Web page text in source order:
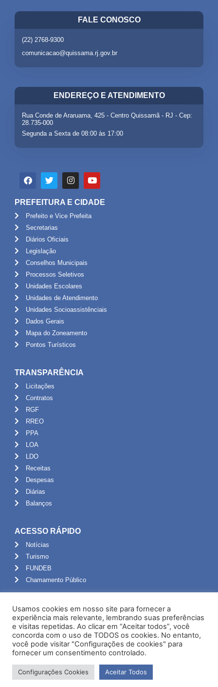
FALE CONOSCO
(22) 2768-9300
comunicacao@quissama.rj.gov.br
ENDEREÇO E ATENDIMENTO
Rua Conde de Araruama, 425 - Centro Quissamã - RJ - Cep:
28.735-000
Segunda a Sexta de 08:00 às 17:00
PREFEITURA E CIDADE
Prefeito e Vice Prefeita
Secretarias
Diários Oficiais
Legislação
Conselhos Municipais
Processos Seletivos
Unidades Escolares
Unidades de Atendimento
Unidades Socioassistênciais
Dados Gerais
Mapa do Zoneamento
Pontos Turísticos
TRANSPARÊNCIA
Licitações
Contratos
RGF
RREO
PPA
LOA
LDO
Receitas
Despesas
Diárias
Balanços
ACESSO RÁPIDO
Notícias
Turismo
FUNDEB
Chamamento Público
Portal do Servidor
Webmail
Administração
Usamos cookies em nosso site para fornecer a
experiência mais relevante, lembrando suas preferências
e visitas repetidas. Ao clicar em “Aceitar todos”, você
concorda com o uso de TODOS os cookies. No entanto,
você pode visitar "Configurações de cookies" para
fornecer um consentimento controlado.
Configurações Cookies Aceitar Todos